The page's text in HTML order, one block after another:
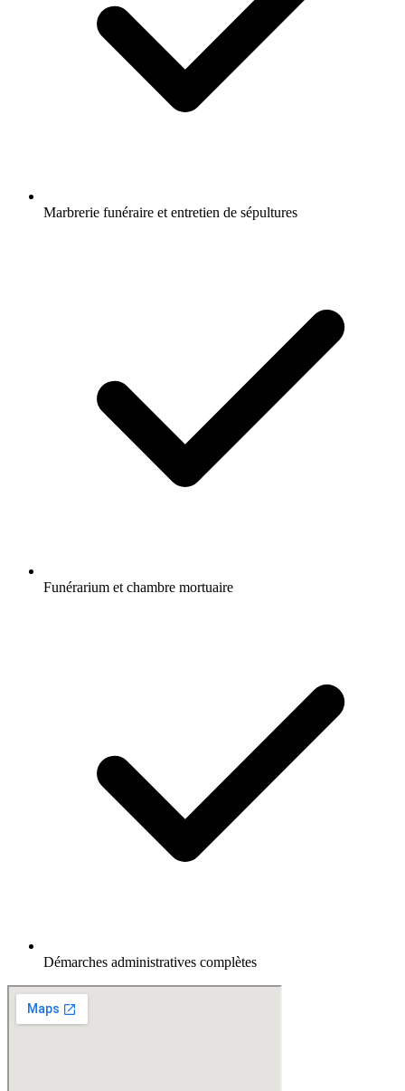
Marbrerie funéraire et entretien de sépultures
Funérarium et chambre mortuaire
Démarches administratives complètes